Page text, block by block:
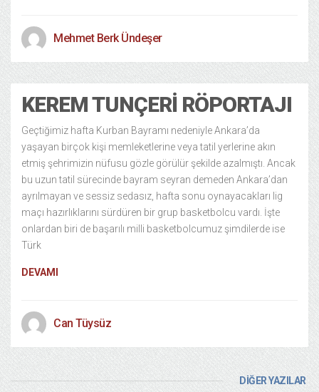
Mehmet Berk Ündeşer
KEREM TUNÇERI RÖPORTAJI
Geçtiğimiz hafta Kurban Bayramı nedeniyle Ankara’da
yaşayan birçok kişi memleketlerine veya tatil yerlerine akın
etmiş şehrimizin nüfusu gözle görülür şekilde azalmıştı. Ancak
bu uzun tatil sürecinde bayram seyran demeden Ankara’dan
ayrılmayan ve sessiz sedasız, hafta sonu oynayacakları lig
maçı hazırlıklarını sürdüren bir grup basketbolcu vardı. İşte
onlardan biri de başarılı milli basketbolcumuz şimdilerde ise
Türk
DEVAMI
Can Tüysüz
DİĞER YAZILAR